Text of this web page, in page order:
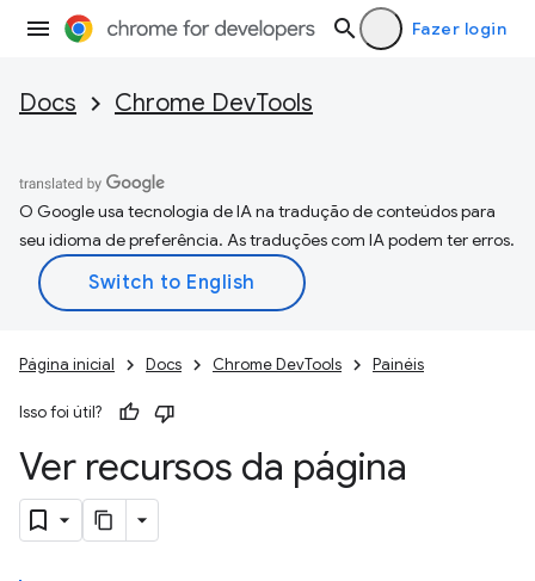
Fazer login
Docs Chrome DevTools
O Google usa tecnologia de IA na tradução de conteúdos para
seu idioma de preferência. As traduções com IA podem ter erros.
Página inicial Docs Chrome DevTools Painéis
Isso foi útil?
Ver recursos da página